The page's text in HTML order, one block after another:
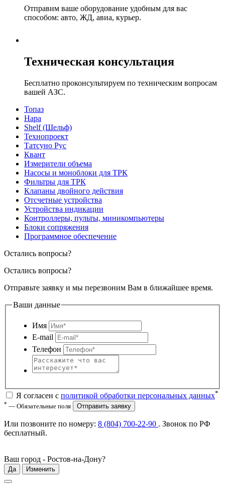
Отправим ваше оборудование удобным для вас
способом: авто, ЖД, авиа, курьер.
Техническая консультация
Бесплатно проконсультируем по техническим вопросам
вашей АЗС.
Топаз
Нара
Shelf (Шельф)
Технопроект
Татсуно Рус
Квант
Измерители объема
Насосы и моноблоки для ТРК
Фильтры для ТРК
Клапаны двойного действия
Отсчетные устройства
Устройства индикации
Контроллеры, пульты, миникомпьютеры
Блоки сопряжения
Программное обеспечение
Остались вопросы?
Остались вопросы?
Отправьте заявку и мы перезвоним Вам в ближайшее время.
Ваши данные
Имя
E-mail
Телефон
Я согласен с политикой обработки персональных данных*
* — Обязательные поля Отправить заявку
Или позвоните по номеру: 8 (804) 700-22-90 . Звонок по РФ
бесплатный.
Ваш город - Ростов-на-Дону?
Да Изменить